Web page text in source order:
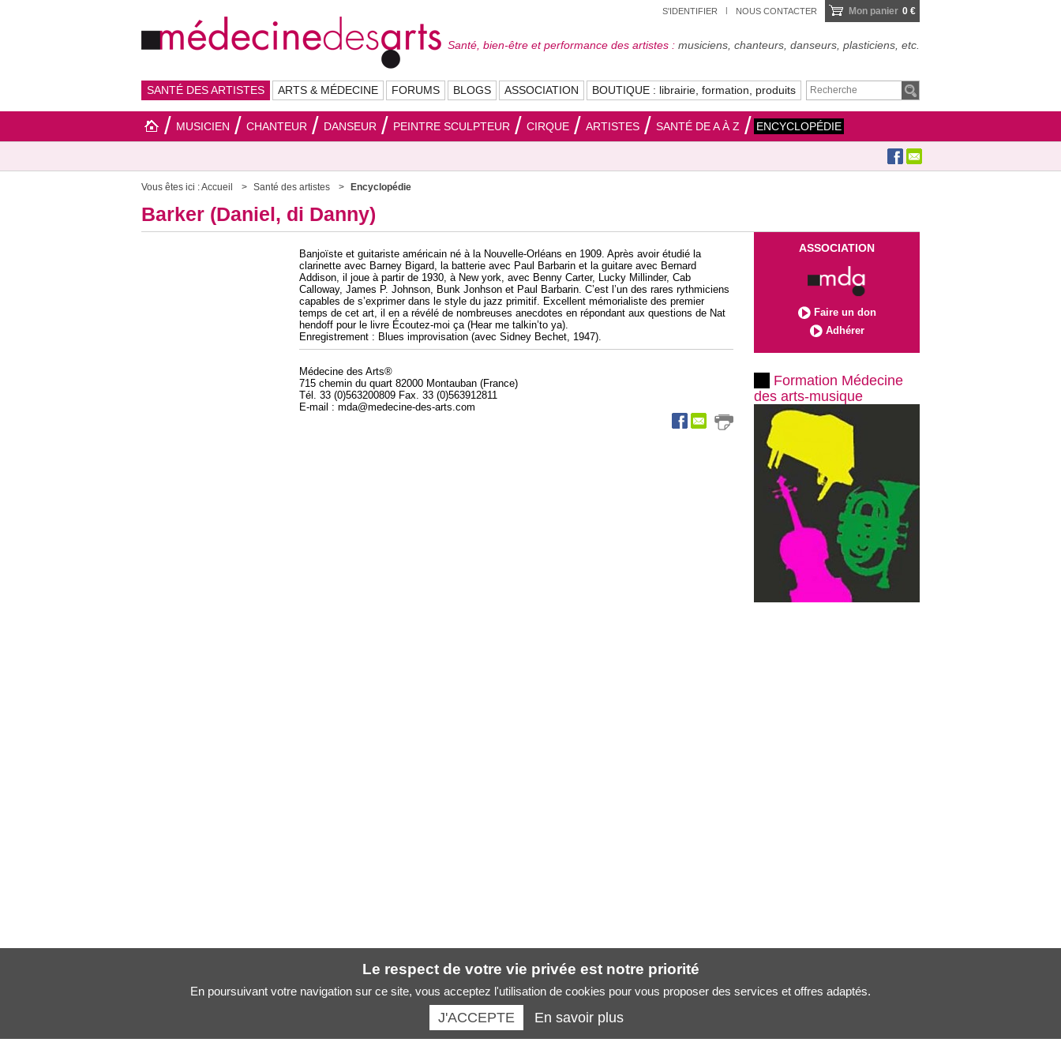
S'IDENTIFIER NOUS CONTACTER Mon panier 0 €
Santé, bien-être et performance des artistes : musiciens, chanteurs, danseurs, plasticiens, etc.
SANTÉ DES ARTISTES ARTS & MÉDECINE FORUMS BLOGS ASSOCIATION BOUTIQUE : librairie, formation, produits
MUSICIEN CHANTEUR DANSEUR PEINTRE SCULPTEUR CIRQUE ARTISTES SANTÉ DE A À Z ENCYCLOPÉDIE
Vous êtes ici :Accueil Santé des artistes Encyclopédie
Barker (Daniel, di Danny)
Banjoïste et guitariste américain né à la Nouvelle-Orléans en 1909. Après avoir étudié la
clarinette avec Barney Bigard, la batterie avec Paul Barbarin et la guitare avec Bernard
Addison, il joue à partir de 1930, à New york, avec Benny Carter, Lucky Millinder, Cab
Calloway, James P. Johnson, Bunk Jonhson et Paul Barbarin. C’est l’un des rares rythmiciens
capables de s’exprimer dans le style du jazz primitif. Excellent mémorialiste des premier
temps de cet art, il en a révélé de nombreuses anecdotes en répondant aux questions de Nat
hendoff pour le livre Écoutez-moi ça (Hear me talkin’to ya).
Enregistrement : Blues improvisation (avec Sidney Bechet, 1947).
Médecine des Arts®
715 chemin du quart 82000 Montauban (France)
Tél. 33 (0)563200809 Fax. 33 (0)563912811
E-mail : mda@medecine-des-arts.com
ASSOCIATION
Faire un don
Adhérer
Formation Médecine
des arts-musique
Le respect de votre vie privée est notre priorité
En poursuivant votre navigation sur ce site, vous acceptez l'utilisation de cookies pour vous proposer des services et offres adaptés.
J'ACCEPTE En savoir plus